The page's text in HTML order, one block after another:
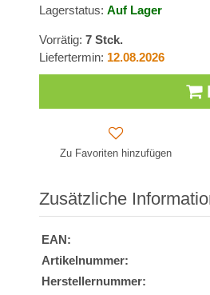
Lagerstatus: Auf Lager
Vorrätig: 7 Stck.
Liefertermin: 12.08.2026
Zu Favoriten hinzufügen
Zusätzliche
EAN:
Artikelnummer:
Herstellernummer: